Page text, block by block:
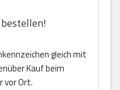
gleich mit
Kauf beim
vor Ort.